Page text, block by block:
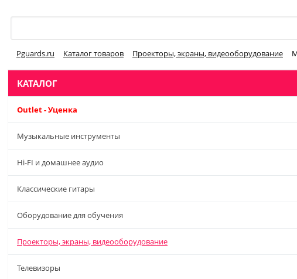
Pguards.ru Каталог товаров Проекторы, экраны, видеооборудование
КАТАЛОГ
Outlet - Уценка
Музыкальные инструменты
Hi-FI и домашнее аудио
Классические гитары
Оборудование для обучения
Проекторы, экраны, видеооборудование
Телевизоры